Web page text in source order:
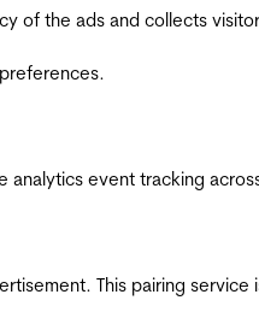
of the ads and collects
event tracking
This pairing